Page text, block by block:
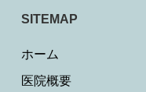
SITEMAP
ホーム
医院概要